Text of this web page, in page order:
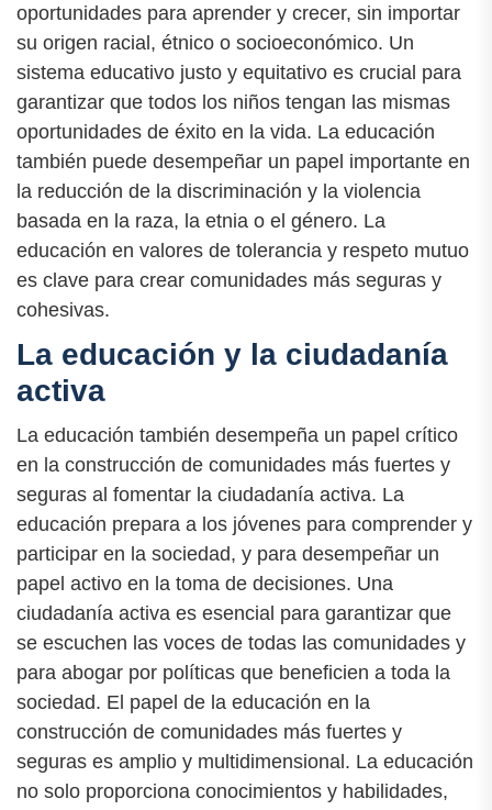
oportunidades para aprender y crecer, sin importar
su origen racial, étnico o socioeconómico. Un
sistema educativo justo y equitativo es crucial para
garantizar que todos los niños tengan las mismas
oportunidades de éxito en la vida. La educación
también puede desempeñar un papel importante en
la reducción de la discriminación y la violencia
basada en la raza, la etnia o el género. La
educación en valores de tolerancia y respeto mutuo
es clave para crear comunidades más seguras y
cohesivas.
La educación y la ciudadanía
activa
La educación también desempeña un papel crítico
en la construcción de comunidades más fuertes y
seguras al fomentar la ciudadanía activa. La
educación prepara a los jóvenes para comprender y
participar en la sociedad, y para desempeñar un
papel activo en la toma de decisiones. Una
ciudadanía activa es esencial para garantizar que
se escuchen las voces de todas las comunidades y
para abogar por políticas que beneficien a toda la
sociedad. El papel de la educación en la
construcción de comunidades más fuertes y
seguras es amplio y multidimensional. La educación
no solo proporciona conocimientos y habilidades,